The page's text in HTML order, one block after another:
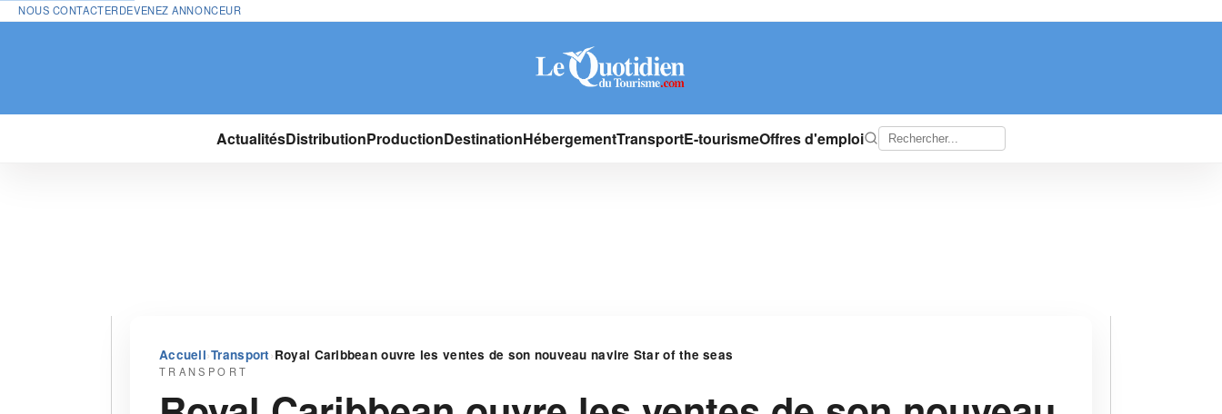
NOUS CONTACTERDEVENEZ ANNONCEUR
ActualitésDistributionProductionDestinationHébergementTransportE-tourismeOffres d'emploi
Accueil›Transport ›Royal Caribbean ouvre les ventes de son nouveau navire Star of the seas
TRANSPORT